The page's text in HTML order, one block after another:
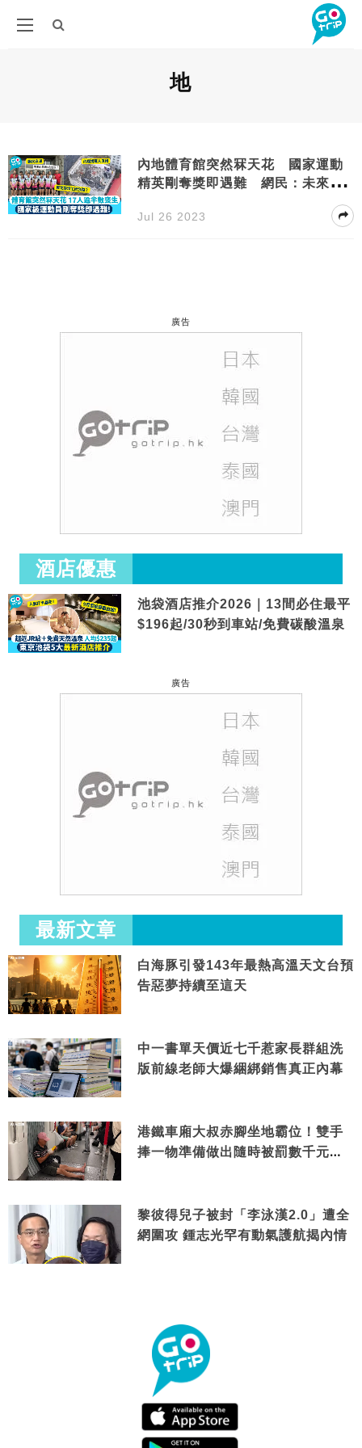
地
內地體育館突然冧天花 國家運動
精英剛奪獎即遇難 網民：未來奧
Jul 26 2023
廣告
酒店優惠
池袋酒店推介2026｜13間必住最平
$196起/30秒到車站/免費碳酸溫泉
廣告
最新文章
白海豚引發143年最熱高溫天文台預
告惡夢持續至這天
中一書單天價近七千惹家長群組洗
版前線老師大爆綑綁銷售真正內幕
港鐵車廂大叔赤腳坐地霸位！雙手
捧一物準備做出隨時被罰數千元舉
黎彼得兒子被封「李泳漢2.0」遭全
網圍攻 鍾志光罕有動氣護航揭內情